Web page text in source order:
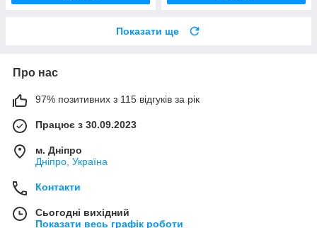
Показати ще
Про нас
97% позитивних з 115 відгуків за рік
Працює з 30.09.2023
м. Дніпро
Дніпро, Україна
Контакти
Сьогодні вихідний
Показати весь графік роботи